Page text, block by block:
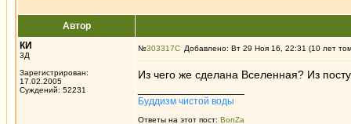
Автор
КИ
3Д
Зарегистрирован:
17.02.2005
Суждений: 52231
№303317 Добавлено: Вт 29 Ноя 16, 22:31 (10 лет
Из чего же сделана Вселенная? Из
Буддизм чистой воды
Ответы на этот пост: BonZa